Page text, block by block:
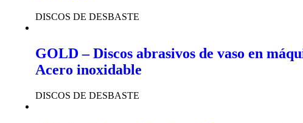
DISCOS DE DESBASTE
GOLD – Discos abrasivos de vaso en
Acero inoxidable
DISCOS DE DESBASTE